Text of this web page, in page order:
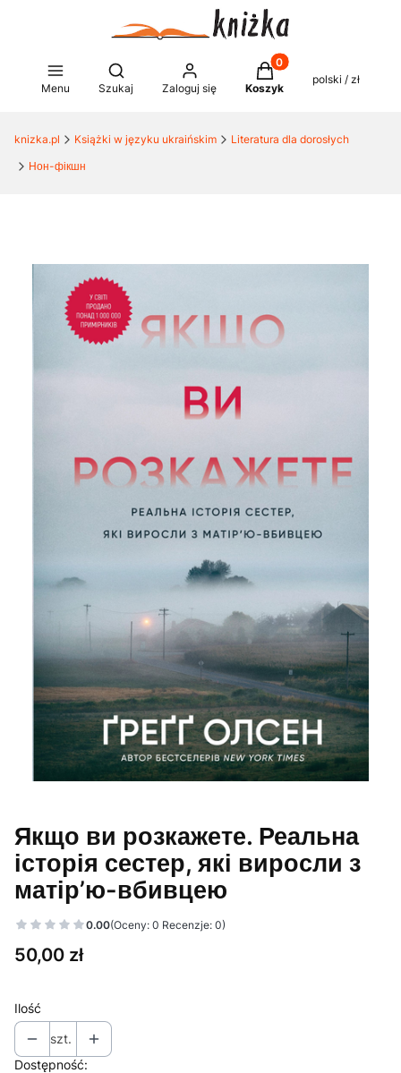
Menu
Otwórz wyszukiwarkę
Szukaj Zaloguj się
Produkty w koszyku:
Koszyk
polski / zł
knizka.pl Książki w języku ukraińskim
Literatura dla dorosłych
Нон-фікшн
Якщо ви розкажете. Реальна
історія сестер, які виросли з
матір’ю-вбивцею
0.00(Oceny: 0 Recenzje: 0)
Cena
50,00 zł
Ilość
szt.
Dostępność: